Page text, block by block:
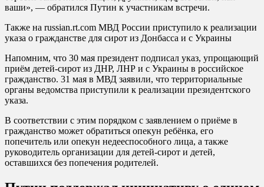
ваши», — обратился Путин к участникам встречи.
Также на russian.rt.com МВД России приступило к реализации
указа о гражданстве для сирот из Донбасса и с Украины
Напомним, что 30 мая президент подписал указ, упрощающий
приём детей-сирот из ДНР, ЛНР и с Украины в российское
гражданство. 31 мая в МВД заявили, что территориальные
органы ведомства приступили к реализации президентского
указа.
В соответствии с этим порядком с заявлением о приёме в
гражданство может обратиться опекун ребёнка, его
попечитель или опекун недееспособного лица, а также
руководитель организации для детей-сирот и детей,
оставшихся без попечения родителей.